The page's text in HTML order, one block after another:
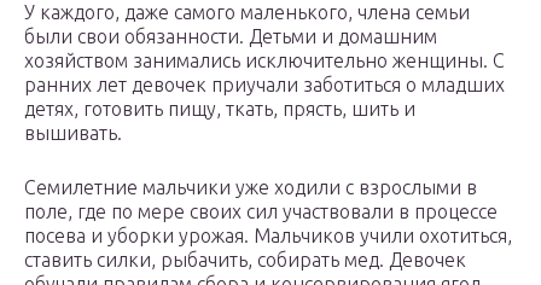
У каждого, даже самого маленького, члена семьи
были свои обязанности. Детьми и домашним
хозяйством занимались исключительно женщины. С
ранних лет девочек приучали заботиться о младших
детях, готовить пищу, ткать, прясть, шить и
вышивать.
Семилетние мальчики уже ходили с взрослыми в
поле, где по мере своих сил участвовали в процессе
посева и уборки урожая. Мальчиков учили охотиться,
ставить силки, рыбачить, собирать мед. Девочек